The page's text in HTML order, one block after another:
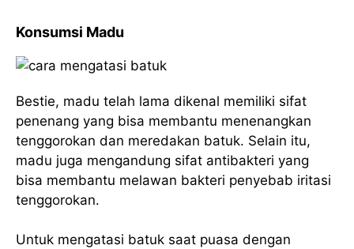
Konsumsi Madu
Bestie, madu telah lama dikenal memiliki sifat
penenang yang bisa membantu menenangkan
tenggorokan dan meredakan batuk. Selain itu,
madu juga mengandung sifat antibakteri yang
bisa membantu melawan bakteri penyebab iritasi
tenggorokan.
Untuk mengatasi batuk saat puasa dengan